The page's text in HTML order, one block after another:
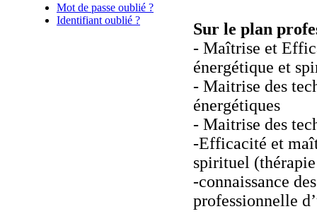
Mot de passe oublié ?
Identifiant oublié ?
Sur le plan
- Maîtrise et
énergétique et
- Maitrise des
énergétiques
- Maitrise des
-Efficacité et
spirituel
-connaissance
professionnelle